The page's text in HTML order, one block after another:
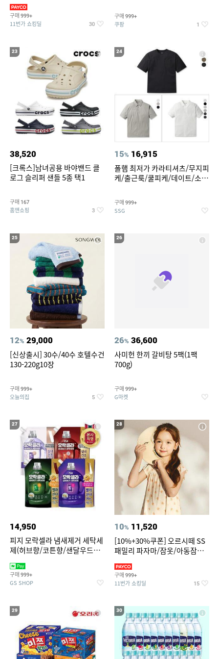
구매 999+
11번가 쇼킹딜 30
구매 999+
쿠팡 1
23
38,520
[크록스]남녀공용 바야밴드 클
로그 슬리퍼 샌들 5종 택1
구매 167
홈앤쇼핑 3
24
15% 16,915
폴햄 최저가 카라티셔츠/무지피
케/출근룩/쿨피케/데이트/소로
구매 999+
SSG
25
12% 29,000
[신상출시] 30수/40수 호텔수건
130-220g10장
구매 999+
오늘의집 5
26
26% 36,600
사미헌 한끼 갈비탕 5팩(1팩
700g)
구매 999+
G마켓
27
14,950
피지 모락셀라 냄새제거 세탁세
제(허브향/코튼향/샌달우드향/
택1
구매 999+
GS SHOP
28
10% 11,520
[10%+30%쿠폰] 오르시떼 SS
패밀리 파자마/잠옷/아동잠옷/
구매 999+
11번가 쇼킹딜 15
29 30